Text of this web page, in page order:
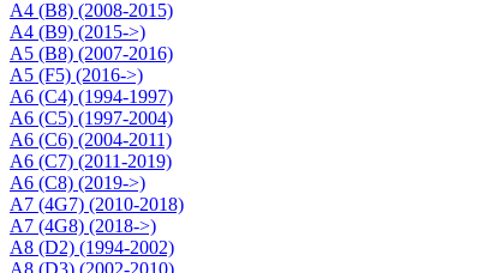
A4 (B8) (2008-2015)
A4 (B9) (2015->)
A5 (B8) (2007-2016)
A5 (F5) (2016->)
A6 (C4) (1994-1997)
A6 (C5) (1997-2004)
A6 (C6) (2004-2011)
A6 (C7) (2011-2019)
A6 (C8) (2019->)
A7 (4G7) (2010-2018)
A7 (4G8) (2018->)
A8 (D2) (1994-2002)
A8 (D3) (2002-2010)